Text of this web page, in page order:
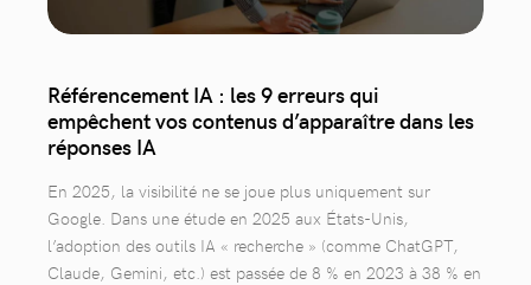
Référencement IA : les 9 erreurs qui
empêchent vos contenus d’apparaître dans les
réponses IA
En 2025, la visibilité ne se joue plus uniquement sur
Google. Dans une étude en 2025 aux États-Unis,
l’adoption des outils IA « recherche » (comme ChatGPT,
Claude, Gemini, etc.) est passée de 8 % en 2023 à 38 % en